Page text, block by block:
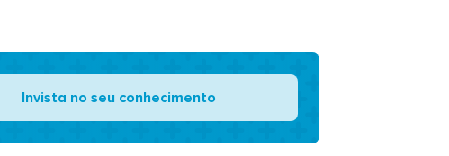
Invista no seu conhecimento